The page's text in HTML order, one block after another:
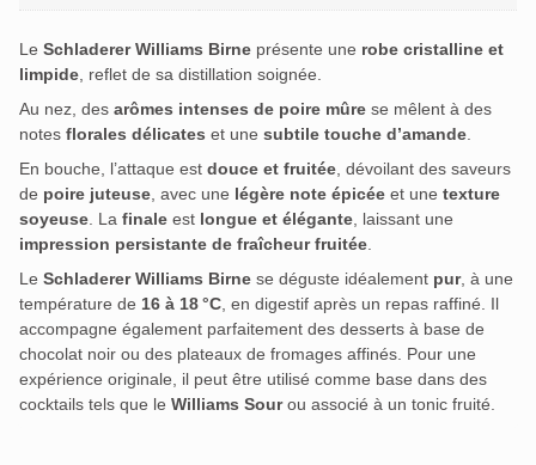
Le Schladerer Williams Birne présente une robe cristalline et
limpide, reflet de sa distillation soignée.
Au nez, des arômes intenses de poire mûre se mêlent à des
notes florales délicates et une subtile touche d’amande.
En bouche, l’attaque est douce et fruitée, dévoilant des saveurs
de poire juteuse, avec une légère note épicée et une texture
soyeuse. La finale est longue et élégante, laissant une
impression persistante de fraîcheur fruitée.
Le Schladerer Williams Birne se déguste idéalement pur, à une
température de 16 à 18 °C, en digestif après un repas raffiné. Il
accompagne également parfaitement des desserts à base de
chocolat noir ou des plateaux de fromages affinés. Pour une
expérience originale, il peut être utilisé comme base dans des
cocktails tels que le Williams Sourou associé à un tonic fruité.